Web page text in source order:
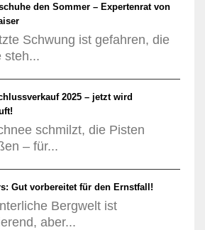
den Sommer – Expertenrat von
Schwung ist gefahren, die
steh...
2025 – jetzt wird
schmilzt, die Pisten
– für...
Gut vorbereitet für den Ernstfall!
Bergwelt ist
aber...